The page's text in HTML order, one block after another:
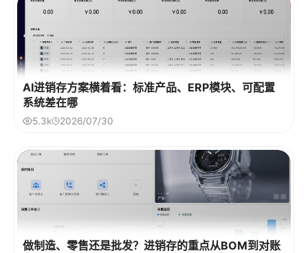
AI进销存方案横着看：标准产品、ERP模块、可配置
系统差在哪
5.3k 2026/07/30
做制造、零售还是批发？进销存的重点从BOM到对账